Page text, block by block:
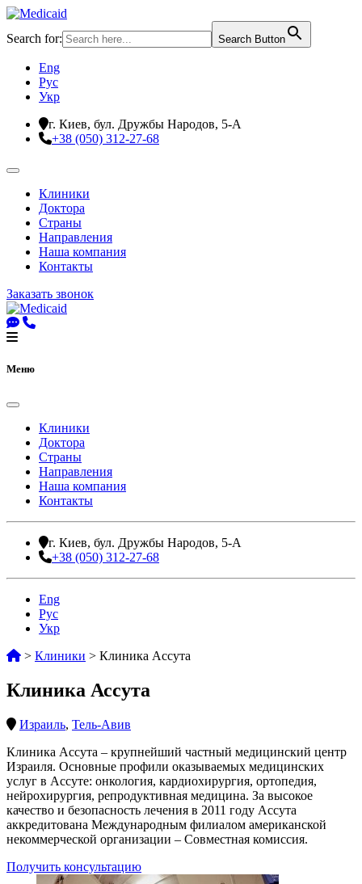
Search for: Search Button
Eng
Рус
Укр
г. Киев, бул. Дружбы Народов, 5-А
+38 (050) 312-27-68
Клиники
Доктора
Страны
Направления
Наша компания
Контакты
Заказать звонок
Меню
Клиники
Доктора
Страны
Направления
Наша компания
Контакты
г. Киев, бул. Дружбы Народов, 5-А
+38 (050) 312-27-68
Eng
Рус
Укр
> Клиники > Клиника Ассута
Клиника Ассута
Израиль, Тель-Авив
Клиника Ассута – крупнейший частный медицинский центр
Израиля. Основные профили оказываемых медицинских
услуг в Ассуте: онкология, кардиохирургия, ортопедия,
нейрохирургия, репродуктивная медицина. За высокое
качество и безопасность лечения в 2011 году Ассута
аккредитована Международным филиалом американской
некоммерческой организации – Совместная комиссия.
Получить консультацию